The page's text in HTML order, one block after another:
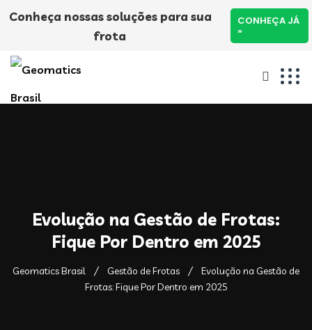
Evolução na Gestão de Frotas:
Fique Por Dentro em 2025
Geomatics Brasil Gestão de Frotas
Evolução na Gestão de
Frotas: Fique Por Dentro em 2025
Conheça nossas soluções para sua
frota
CONHEÇA JÁ
»